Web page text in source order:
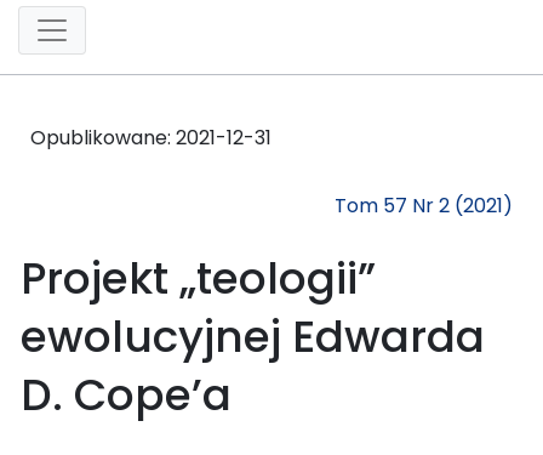
Opublikowane: 2021-12-31
Tom 57 Nr 2 (2021)
Projekt „teologii”
ewolucyjnej Edwarda
D. Cope’a